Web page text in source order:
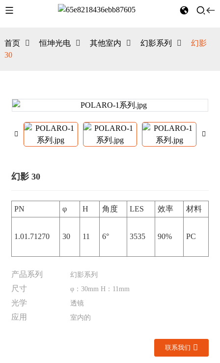
首页 恒坤光电 其他室内 幻影系列
幻影
30
幻影 30
PN φ H 角度 LES 效率 材料
1.01.71270 30 11 6° 3535 90% PC
产品系列 幻影系列
尺寸 φ：30mm H：11mm
光学 透镜
应用 室内的
联系我们